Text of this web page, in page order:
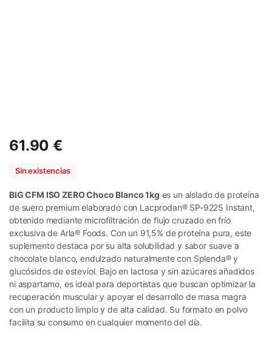
61.90€
Sin existencias
BIG CFM ISO ZERO Choco Blanco 1kg es un aislado de proteína
de suero premium elaborado con Lacprodan® SP-9225 Instant,
obtenido mediante microfiltración de flujo cruzado en frío
exclusiva de Arla® Foods. Con un 91,5% de proteína pura, este
suplemento destaca por su alta solubilidad y sabor suave a
chocolate blanco, endulzado naturalmente con Splenda® y
glucósidos de esteviol. Bajo en lactosa y sin azúcares añadidos
ni aspartamo, es ideal para deportistas que buscan optimizar la
recuperación muscular y apoyar el desarrollo de masa magra
con un producto limpio y de alta calidad. Su formato en polvo
facilita su consumo en cualquier momento del día.